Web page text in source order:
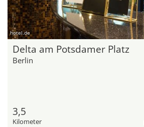
hotel.de
Delta am Potsdamer Platz
Berlin
3,5
Kilometer